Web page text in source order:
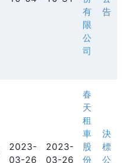
有
限
公
司
告
2023-
03-26
2023-
03-26
春
天
租
車
股
份
決
標
公